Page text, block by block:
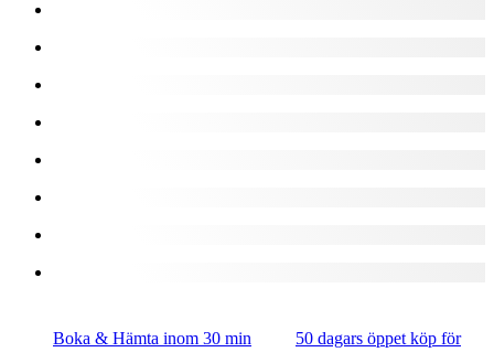
Boka & Hämta inom 30 min 50 dagars öppet köp för